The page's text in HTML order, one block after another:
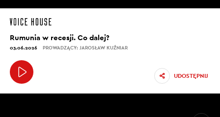
Rumunia w recesji. Co dalej?
03.06.2026 PROWADZĄCY: JAROSŁAW KUŹNIAR
UDOSTĘPNIJ